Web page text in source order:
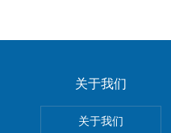
关于我们
关于我们